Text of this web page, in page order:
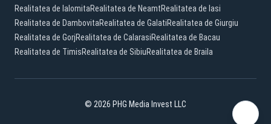
Realitatea de IalomitaRealitatea de NeamtRealitatea de Iasi
Realitatea de DambovitaRealitatea de GalatiRealitatea de Giurgiu
Realitatea de GorjRealitatea de CalarasiRealitatea de Bacau
Realitatea de TimisRealitatea de SibiuRealitatea de Braila
© 2026 PHG Media Invest LLC